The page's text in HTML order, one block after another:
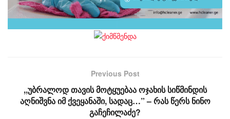
Previous Post
,,უბრალოდ თავის მოტყუებაა ოჯახის სიწმინდის
აღნიშვნა იმ ქვეყანაში, სადაც…” – რას წერს ნინო
გაჩეჩილაძე?